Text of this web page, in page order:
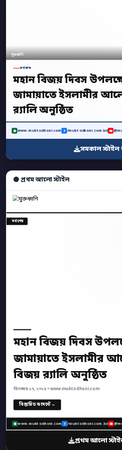
মুক্তধ্বনি
সর্বশেষ
মহান বিজয় দিবস
জামায়াতে ইসলামীর
র‍্যালি অনুষ্ঠিত
www.muktodhoni.com /muktodhoni.com.bd
সমকাল
⚫ প্রথম আলো স্টাইল
সর্বশেষ
মহান বিজয় দিবস
জামায়াতে ইসলামীর
বিজয় র‍্যালি অনুষ্ঠিত
ডিসেম্বর ১৭, ২০২৫ • www.muktodhoni.com
বিস্তারিত কমেন্টে →
www.muktodhoni.com /muktodhoni.com.bd
প্রথম আলো